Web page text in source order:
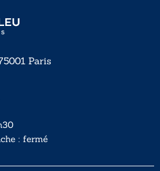
Paris
: fermé